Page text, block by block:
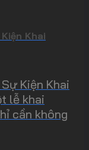
Khai
Kiện Khai
lễ khai
cần không